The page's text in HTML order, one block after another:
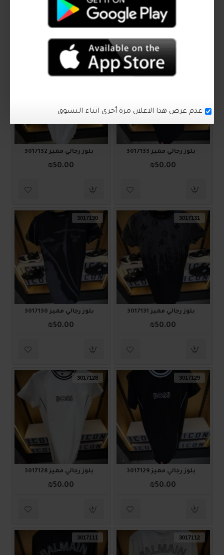
₪50.00
₪50.00
بلوز رجالي مميز 3017133
₪50.00
3017132
بلوز رجالي مميز 3017132
₪50.00
3017131
بلوز رجالي مميز 3017131
₪50.00
3017130
بلوز رجالي مميز 3017130
₪50.00
3017129
بلوز رجالي مميز 3017129
₪50.00
3017128
بلوز رجالي مميز 3017128
₪50.00
3017112
3017111